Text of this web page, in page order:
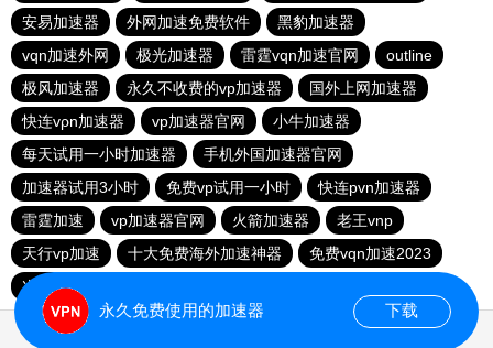
安易加速器
外网加速免费软件
黑豹加速器
vqn加速外网
极光加速器 雷霆vqn加速官网
outline
极风加速器
永久不收费的vp加速器
国外上网加速器
快连vρn加速器
vp加速器官网
小牛加速器
每天试用一小时加速器
手机外国加速器官网
加速器试用3小时
免费vp试用一小时
快连pvn加速器
雷霆加速
vp加速器官网 火箭加速器
老王vnp
天行vp加速
十大免费海外加速神器
免费vqn加速2023
次玩下载站
永久免费使用的加速器 下载